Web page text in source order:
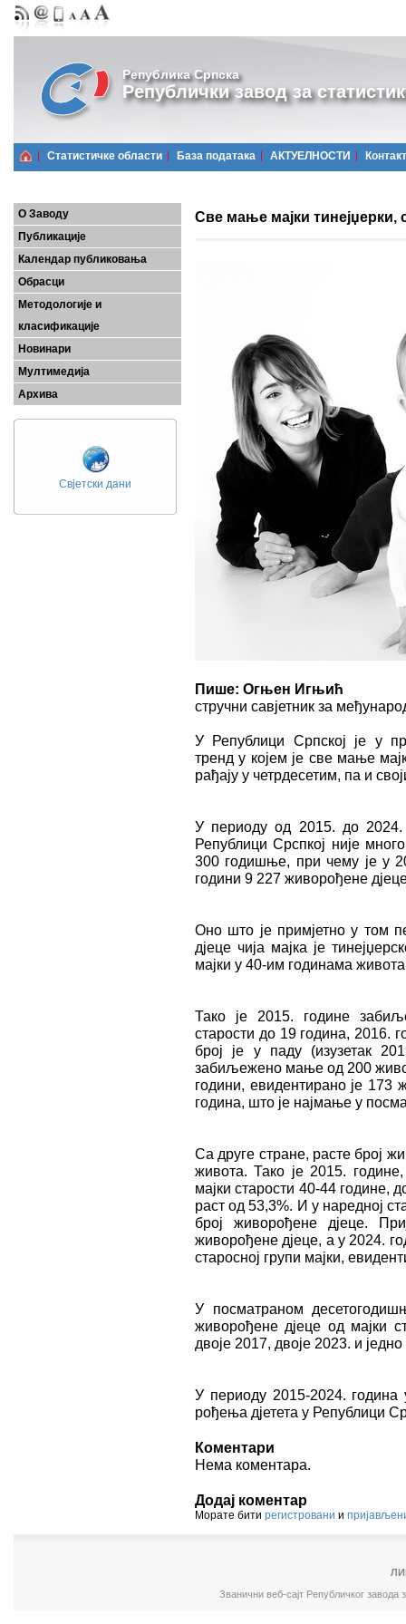
Република Српска
Републички завод за
Статистичке области Базa података АКТУЕЛНОСТИ Контакт
О Заводу
Публикације
Календар публиковања
Обрасци
Методологије и
класификације
Новинари
Мултимедија
Архива
Свјетски дани
Све мање мајки тинејџерки,
Пише: Огњен Игњић
стручни савјетник за
У Републици Српској је у
тренд у којем је све мање
рађају у четрдесетим, па и
У периоду од 2015. до 2024.
Републици Срспкој није
300 годишње, при чему је у
години 9 227 живорођене
Оно што је примјетно у том
дјеце чија мајка је
мајки у 40-им годинама
Тако је 2015. године
старости до 19 година, 2016.
број је у паду (изузетак
забиљежено мање од 200
години, евидентирано је 173
година, што је најмање у
Са друге стране, расте број
живота. Тако је 2015.
мајки старости 40-44 године,
раст од 53,3%. И у наредној
број живорођене дјеце.
живорођене дјеце, а у 2024.
старосној групи мајки,
У посматраном
живорођене дјеце од мајки
двоје 2017, двоје 2023. и
У периоду 2015-2024. година
рођења дјетета у Републици
Коментари
Нема коментара.
Додај коментар
Морате бити регистровани и
Званични веб-сајт Републичког